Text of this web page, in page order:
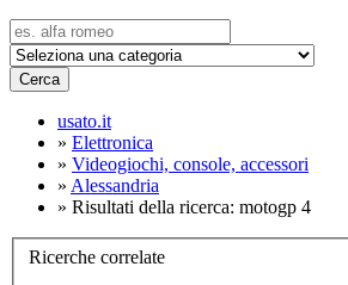
Cerca
usato.it
» Elettronica
» Videogiochi, console, accessori
» Alessandria
» Risultati della ricerca: motogp 4
Ricerche correlate